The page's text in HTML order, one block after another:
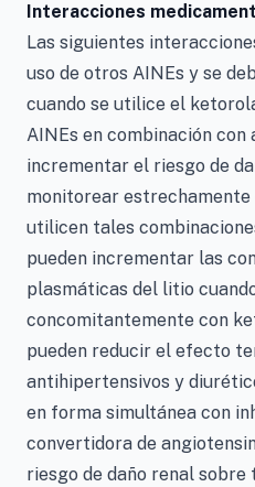
Interacciones
Las siguientes
uso de otros AINEs y se
cuando se utilice el
AINEs en combinación
incrementar el riesgo de
monitorear
utilicen tales
pueden incrementar las
plasmáticas del litio
concomitantemente con
pueden reducir el efecto
antihipertensivos y
en forma simultánea con
convertidora de
riesgo de daño renal sobre